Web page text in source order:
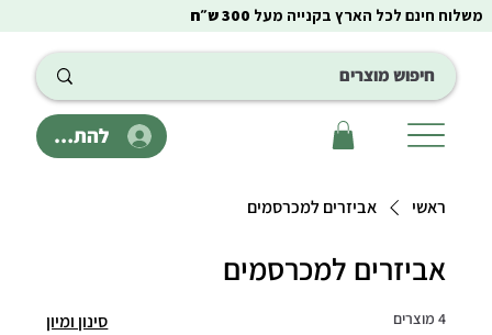
להתחבר
משלוח חינם לכל הארץ בקנייה מעל 300 ש״ח
ראשי אביזרים למכרסמים
אביזרים למכרסמים
4 מוצרים סינון ומיון